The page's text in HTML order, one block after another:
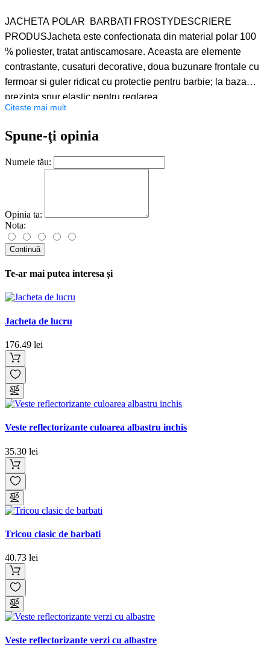
JACHETA POLAR BARBATI FROSTYDESCRIERE
PRODUSJacheta este confectionata din material polar 100
% poliester, tratat antiscamosare. Aceasta are elemente
contrastante, cusaturi decorative, doua buzunare frontale cu
fermoar si guler ridicat cu protectie pentru barbie; la baza
prezinta snur elastic pentru reglarea
dimensiunii.CARACTERISTICI JACHETA POLAR
disponibile:XS-3XL.Lavabil la: 40 °
C.Personalizare:broderie, gravare.
Citeste mai mult
Spune-ţi opinia
Numele tău:
Opinia ta:
Nota:
Continuă
Te-ar mai putea interesa și
Jacheta de lucru
176.49 lei
Veste reflectorizante culoarea albastru inchis
35.30 lei
Tricou clasic de barbati
40.73 lei
Veste reflectorizante verzi cu albastre